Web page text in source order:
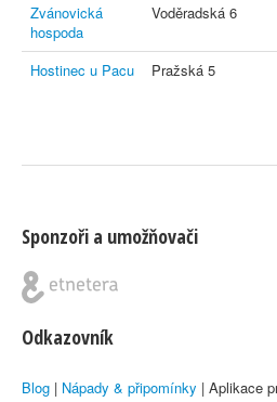
Zvánovická
hospoda
Voděradská 6
Hostinec u Pacu Pražská 5
Sponzoři a umožňovači
Odkazovník
Blog | Nápady & připomínky | Aplikace